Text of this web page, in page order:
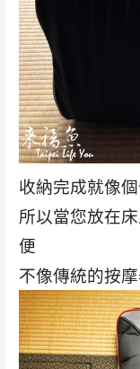
收納完成就像
所以當您放在
便
不像傳統的按